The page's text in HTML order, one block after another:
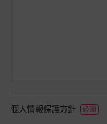
個人情報保護方針